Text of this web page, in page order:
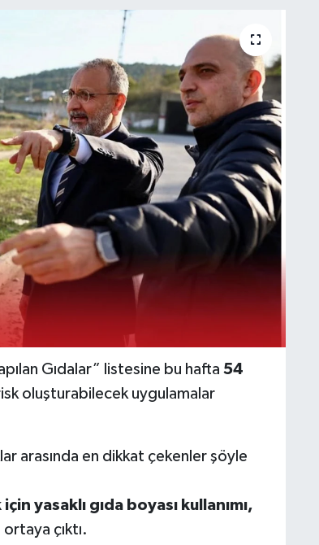
Gıdalar” listesine bu hafta 54
oluşturabilecek uygulamalar
arasında en dikkat çekenler şöyle
yasaklı gıda boyası kullanımı,
çıktı.